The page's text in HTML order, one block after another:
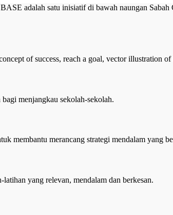
adalah satu inisiatif di bawah naungan
menjangkau sekolah-sekolah.
membantu merancang strategi mendalam yang
yang relevan, mendalam dan berkesan.